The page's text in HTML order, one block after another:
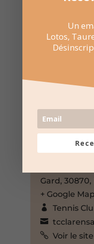
18:00 au
Foyer –
Gard, 30870,
+ Google Map
Tennis
Voir le
Un
Lotos,